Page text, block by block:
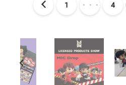
1 ・・・ 4